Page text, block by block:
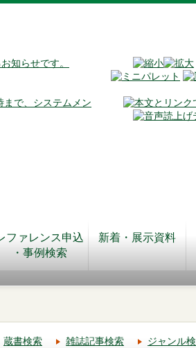
知らせです。
まで、システムメン
ファレンス申込
・事例検索
新着・展示資料
蔵書検索 雑誌記事検索 ジャンル